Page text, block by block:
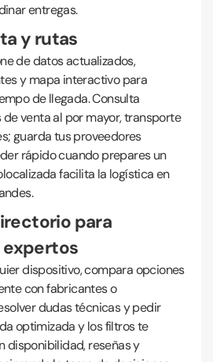
entregas.
y rutas
de datos actualizados,
y mapa interactivo para
de llegada. Consulta
venta al por mayor, transporte
guarda tus proveedores
rápido cuando prepares un
facilita la logística en
para
dispositivo, compara opciones
con fabricantes o
dudas técnicas y pedir
optimizada y los filtros te
disponibilidad, reseñas y